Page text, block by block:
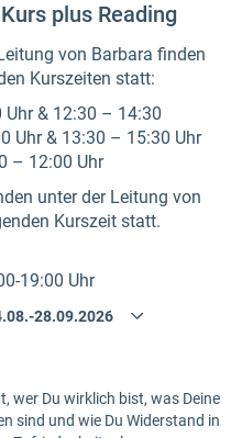
plus Reading
von Barbara finden
Kurszeiten statt:
& 12:30 – 14:30
Uhr & 13:30 – 15:30 Uhr
– 12:00 Uhr
unter der Leitung von
Kurszeit statt.
19:00 Uhr
wer Du wirklich bist, was Deine
sind und wie Du Widerstand in